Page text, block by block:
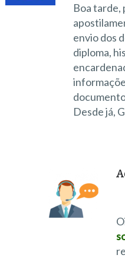
Boa tarde,
envio dos
diploma,
Desde já,